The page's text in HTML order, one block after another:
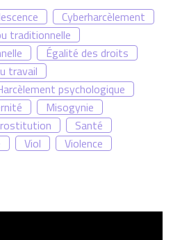
Cyberharcèlement
traditionnelle
Égalité des droits
travail
psychologique
Misogynie
Santé
Viol
Violence